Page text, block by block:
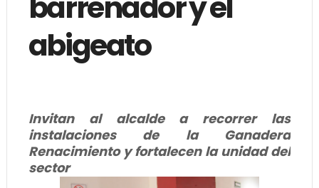
abigeato
Invitan al alcalde a recorrer las
instalaciones de la Ganadera
Renacimiento y fortalecen la unidad del
sector